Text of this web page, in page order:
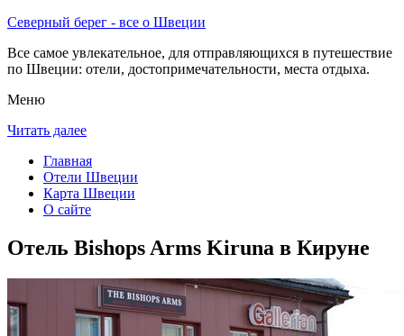
Северный берег - все о Швеции
Все самое увлекательное, для отправляющихся в путешествие
по Швеции: отели, достопримечательности, места отдыха.
Меню
Читать далее
Главная
Отели Швеции
Карта Швеции
О сайте
Отель Bishops Arms Kiruna в Кируне